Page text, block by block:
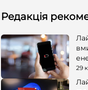
Редакція
29